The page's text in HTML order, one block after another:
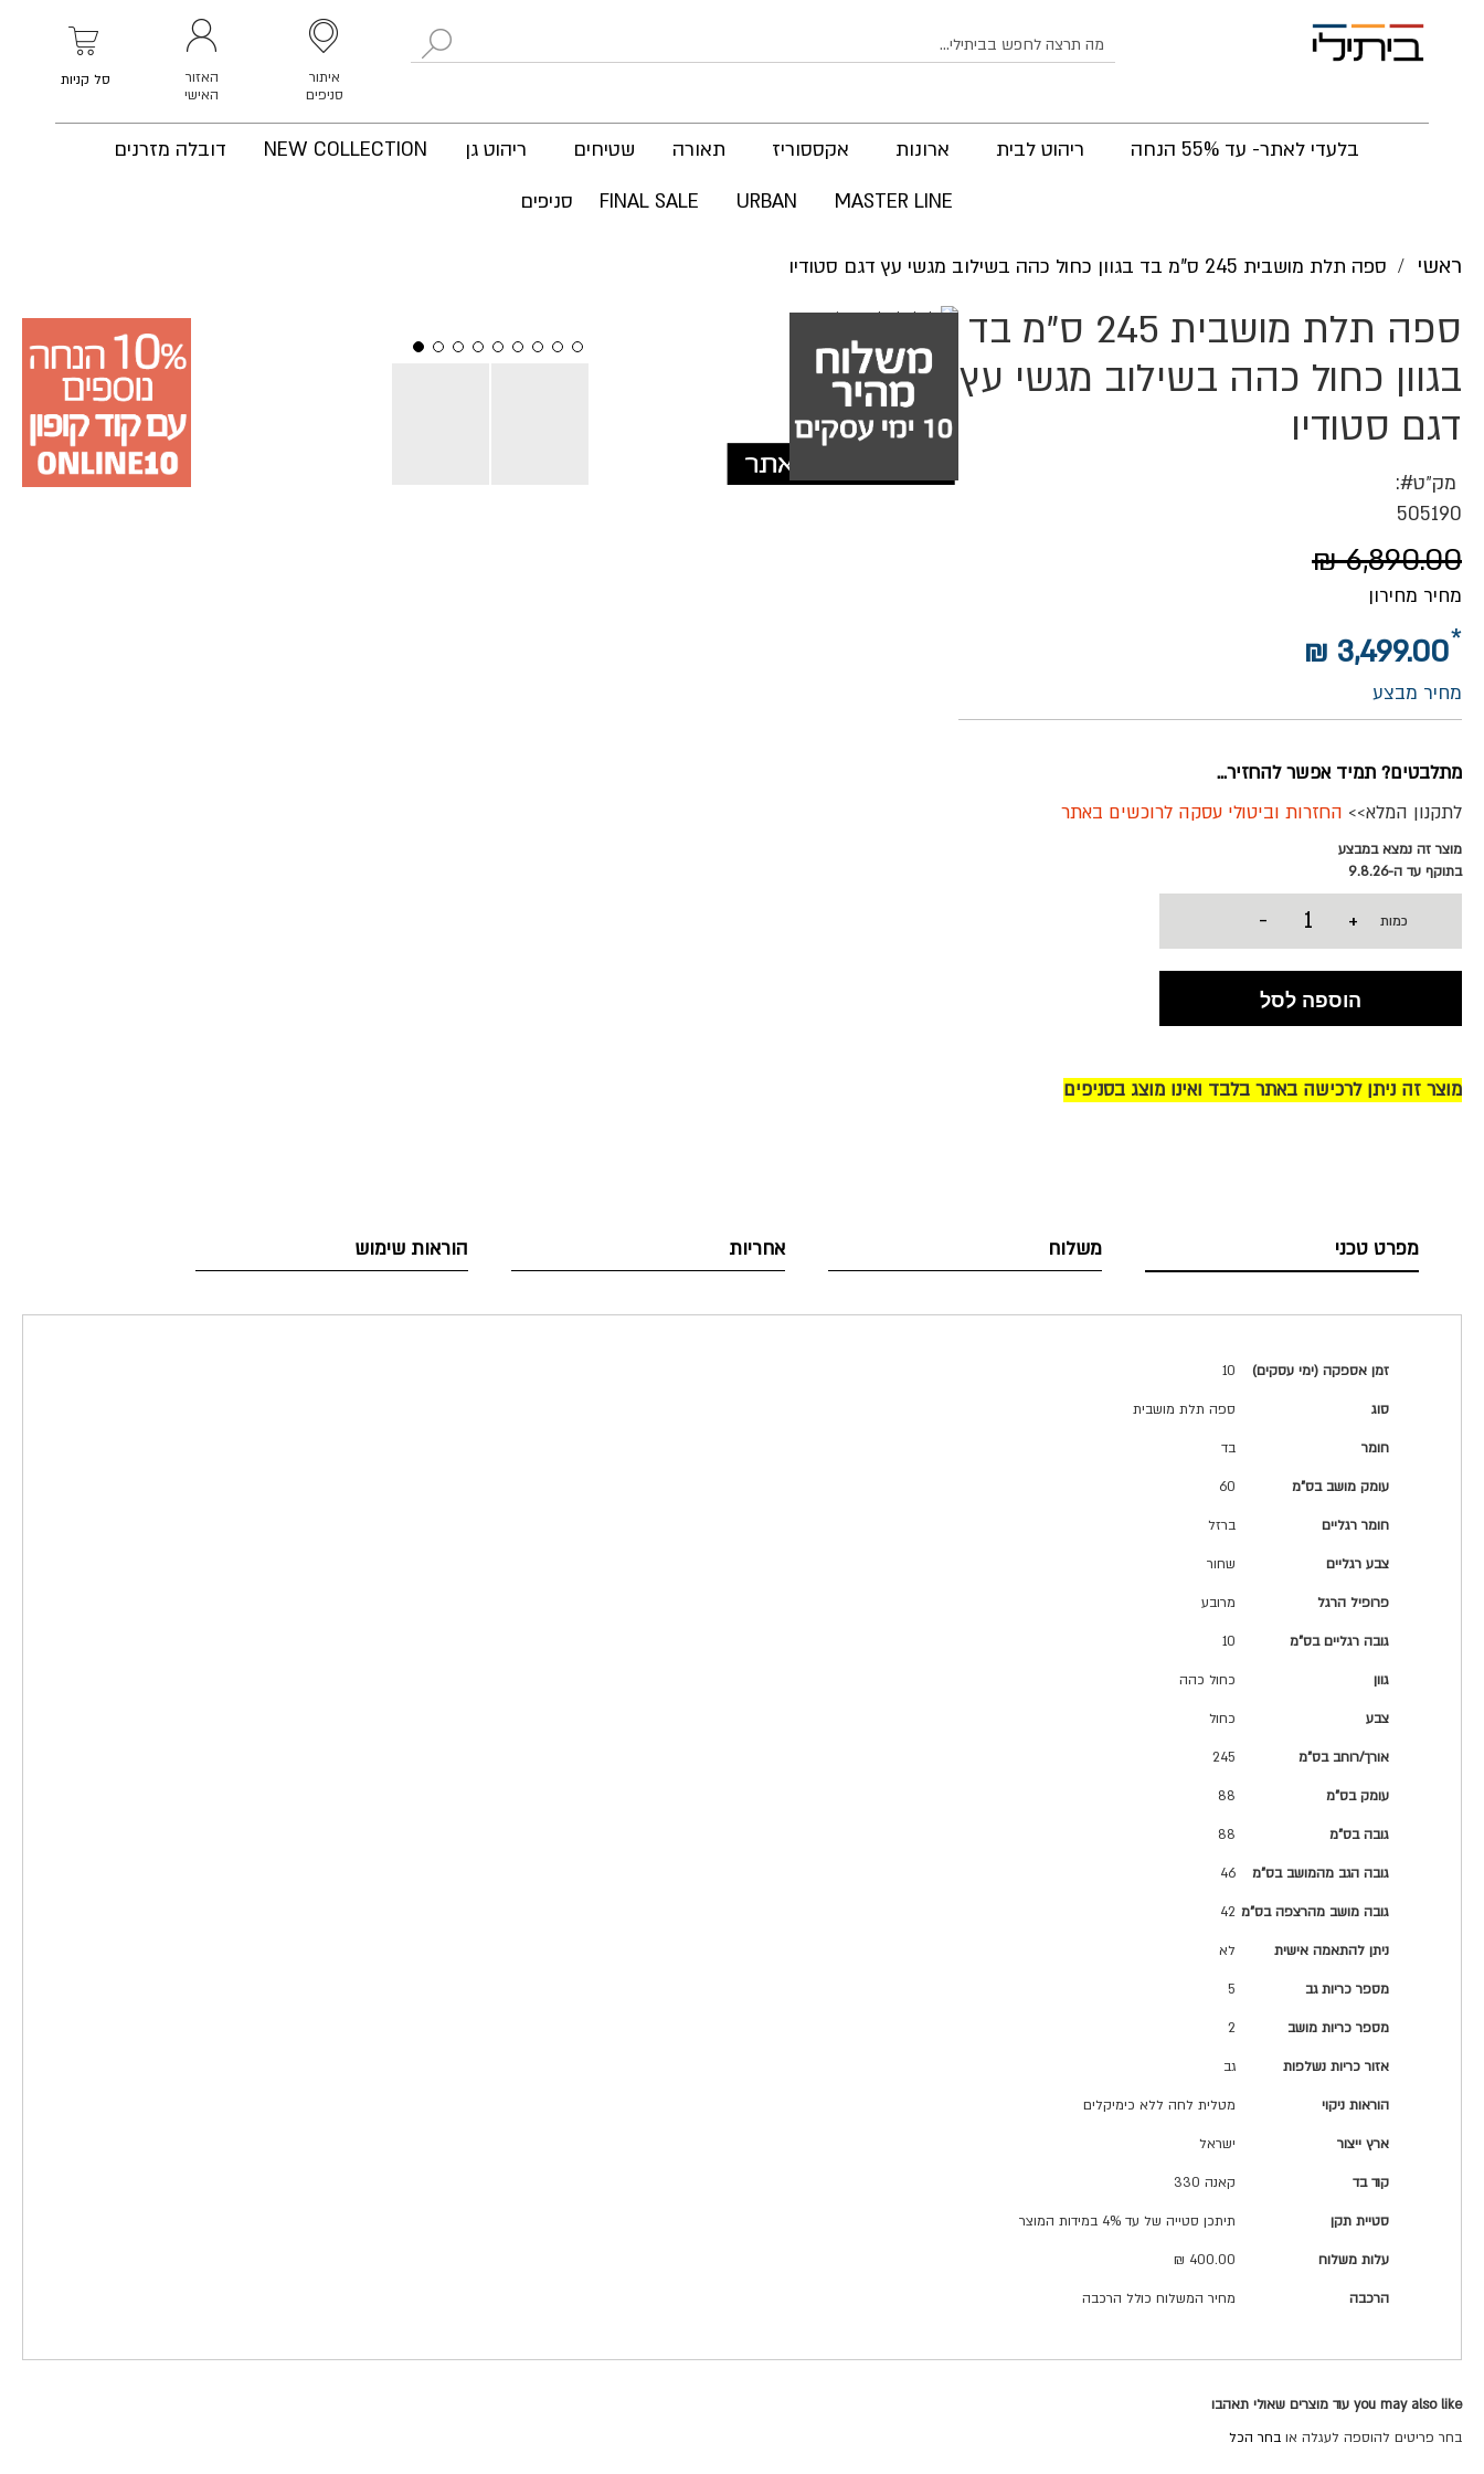
לחפש
האזור
האישי
איתור
סניפים
סל קניות
בלעדי לאתר- עד 55% הנחה ריהוט לבית ארונות אקססוריז תאורה שטיחים ריהוט גן NEW COLLECTION דובלה מזרנים
MASTER LINE
URBAN
FINAL SALE סניפים
ראשי ספה תלת מושבית 245 ס"מ בד בגוון כחול כהה בשילוב מגשי עץ דגם סטודיו
ספה תלת מושבית 245 ס"מ בד
בגוון כחול כהה בשילוב מגשי עץ
דגם סטודיו
מק״ט
505190
מחיר מבצע
3,499.00 ₪
מחיר מחירון
6,890.00 ₪
מתלבטים? תמיד אפשר להחזיר...
לתקנון המלא>> החזרות וביטולי עסקה לרוכשים באתר
מוצר זה נמצא במבצע
בתוקף עד ה-9.8.26
כמות +
-
הוספה לסל
מוצר זה ניתן לרכישה באתר בלבד ואינו מוצג בסניפים
לדלג
מפרט טכני
זמן אספקה (ימי עסקים) 10
סוג ספה תלת מושבית
חומר בד
עומק מושב בס"מ 60
חומר רגליים ברזל
צבע רגליים שחור
פרופיל הרגל מרובע
גובה רגליים בס"מ 10
גוון כחול כהה
צבע כחול
אורך/רוחב בס"מ 245
עומק בס"מ 88
גובה בס"מ 88
גובה הגב מהמושב בס"מ 46
גובה מושב מהרצפה בס"מ 42
ניתן להתאמה אישית לא
מספר כריות גב 5
מספר כריות מושב 2
אזור כריות נשלפות גב
הוראות ניקוי מטלית לחה ללא כימיקלים
ארץ ייצור ישראל
קוד בד קאנה 330
סטיית תקן תיתכן סטייה של עד 4% במידות המוצר
עלות משלוח 400.00 ₪
הרכבה מחיר המשלוח כולל הרכבה
משלוח אחריות הוראות שימוש
you may also like עוד מוצרים שאולי תאהבו
בחר פריטים להוספה לעגלה או בחר הכל